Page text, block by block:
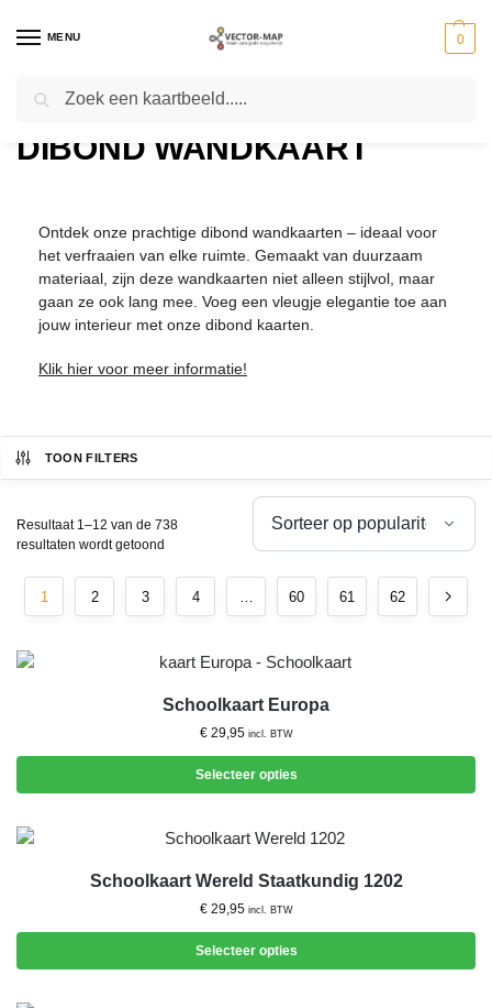
MENU 0
Home - Kaarten - Dibond Wandkaart
DIBOND WANDKAART
Ontdek onze prachtige dibond wandkaarten – ideaal voor
het verfraaien van elke ruimte. Gemaakt van duurzaam
materiaal, zijn deze wandkaarten niet alleen stijlvol, maar
gaan ze ook lang mee. Voeg een vleugje elegantie toe aan
jouw interieur met onze dibond kaarten.
Klik hier voor meer informatie!
TOON FILTERS
Resultaat 1–12 van de 738
resultaten wordt getoond
1 2 3 4 … 60 61 62
Schoolkaart Europa
€29,95 incl. BTW
Selecteer opties
Schoolkaart Wereld Staatkundig 1202
€29,95 incl. BTW
Selecteer opties